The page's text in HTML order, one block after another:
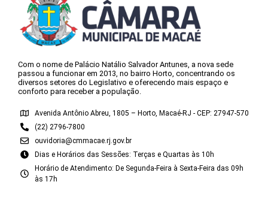
Com o nome de Palácio Natálio Salvador Antunes, a nova sede
passou a funcionar em 2013, no bairro Horto, concentrando os
diversos setores do Legislativo e oferecendo mais espaço e
conforto para receber a população.
Avenida Antônio Abreu, 1805 – Horto, Macaé-RJ - CEP: 27947-570
(22) 2796-7800
ouvidoria@cmmacae.rj.gov.br
Dias e Horários das Sessões: Terças e Quartas às 10h
Horário de Atendimento: De Segunda-Feira à Sexta-Feira das 09h
às 17h